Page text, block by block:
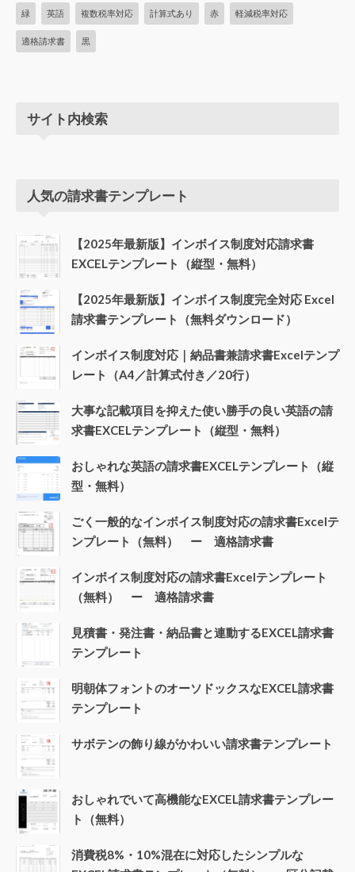
緑 英語 複数税率対応 計算式あり 赤 軽減税率対応
適格請求書 黒
サイト内検索
人気の請求書テンプレート
【2025年最新版】インボイス制度対応請求書
EXCELテンプレート（縦型・無料）
【2025年最新版】インボイス制度完全対応 Excel
請求書テンプレート（無料ダウンロード）
インボイス制度対応｜納品書兼請求書Excelテンプ
レート（A4／計算式付き／20行）
大事な記載項目を抑えた使い勝手の良い英語の請
求書EXCELテンプレート（縦型・無料）
おしゃれな英語の請求書EXCELテンプレート（縦
型・無料）
ごく一般的なインボイス制度対応の請求書Excelテ
ンプレート（無料） ー 適格請求書
インボイス制度対応の請求書Excelテンプレート
（無料） ー 適格請求書
見積書・発注書・納品書と連動するEXCEL請求書
テンプレート
明朝体フォントのオーソドックスなEXCEL請求書
テンプレート
サボテンの飾り線がかわいい請求書テンプレート
おしゃれでいて高機能なEXCEL請求書テンプレー
ト（無料）
消費税8%・10%混在に対応したシンプルな